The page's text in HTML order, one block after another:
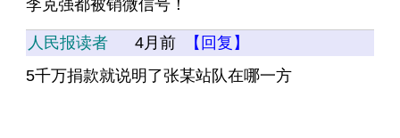
李克强都被销微信号！
人民报读者 4月前
【回复】
5千万捐款就说明了张某站队在哪一方